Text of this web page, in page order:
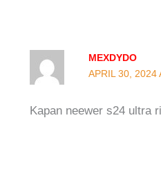
MEXDYDO
APRIL 30, 2024
Kapan neewer s24 ultra